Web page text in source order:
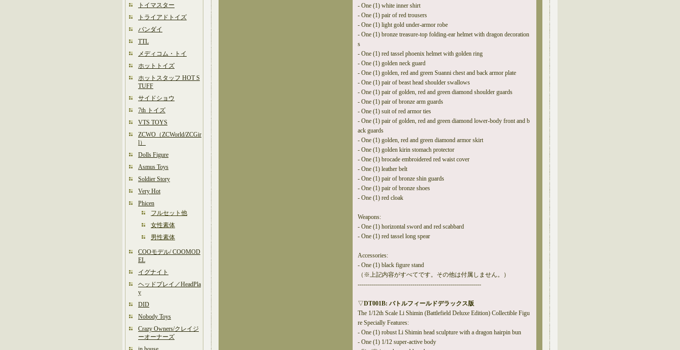
トイマスター
トライアドトイズ
バンダイ
TTL
メディコム・トイ
ホットトイズ
ホットスタッフ HOT S
TUFF
サイドショウ
7th トイズ
VTS TOYS
ZCWO（ZCWorld/ZCGir
l）
Dolls Figure
Asmus Toys
Soldier Story
Very Hot
Phicen
フルセット他
女性素体
男性素体
COOモデル/ COOMOD
EL
イグナイト
ヘッドプレイ／HeadPla
y
DID
Nobody Toys
Crazy Owners/クレイジ
ーオーナーズ
- One (1) white inner shirt
- One (1) pair of red trousers
- One (1) light gold under-armor robe
- One (1) bronze treasure-top folding-ear helmet with dragon decoration
s
- One (1) red tassel phoenix helmet with golden ring
- One (1) golden neck guard
- One (1) golden, red and green Suanni chest and back armor plate
- One (1) pair of beast head shoulder swallows
- One (1) pair of golden, red and green diamond shoulder guards
- One (1) pair of bronze arm guards
- One (1) suit of red armor ties
- One (1) pair of golden, red and green diamond lower-body front and b
ack guards
- One (1) golden, red and green diamond armor skirt
- One (1) golden kirin stomach protector
- One (1) brocade embroidered red waist cover
- One (1) leather belt
- One (1) pair of bronze shin guards
- One (1) pair of bronze shoes
- One (1) red cloak
Weapons:
- One (1) horizontal sword and red scabbard
- One (1) red tassel long spear
Accessories:
- One (1) black figure stand
（※上記内容がすべてです。その他は付属しません。）
-------------------------------------------------------------
▽DT001B: バトルフィールドデラックス版
The 1/12th Scale Li Shimin (Battlefield Deluxe Edition) Collectible Figu
re Specially Features:
- One (1) robust Li Shimin head sculpture with a dragon hairpin bun
- One (1) 1/12 super-active body